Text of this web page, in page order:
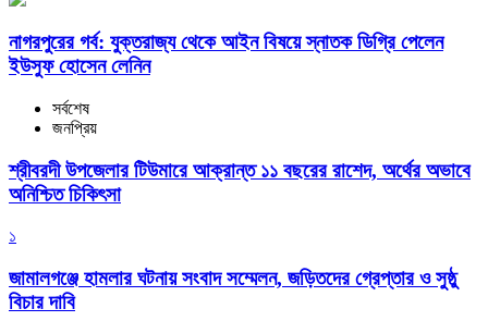
নাগরপুরের গর্ব: যুক্তরাজ্য থেকে আইন বিষয়ে স্নাতক ডিগ্রি পেলেন
ইউসুফ হোসেন লেনিন
সর্বশেষ
জনপ্রিয়
শ্রীবরদী উপজেলার টিউমারে আক্রান্ত ১১ বছরের রাশেদ, অর্থের অভাবে
অনিশ্চিত চিকিৎসা
১
জামালগঞ্জে হামলার ঘটনায় সংবাদ সম্মেলন, জড়িতদের গ্রেপ্তার ও সুষ্ঠু
বিচার দাবি